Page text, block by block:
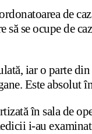
de
să se ocupe de
iar o parte
Este absolut
în sala de
i-au